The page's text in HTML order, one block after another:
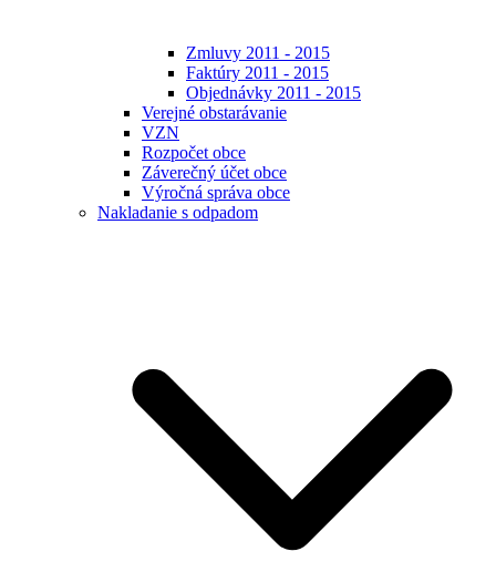
Zmluvy 2011 - 2015
Faktúry 2011 - 2015
Objednávky 2011 - 2015
Verejné obstarávanie
VZN
Rozpočet obce
Záverečný účet obce
Výročná správa obce
Nakladanie s odpadom